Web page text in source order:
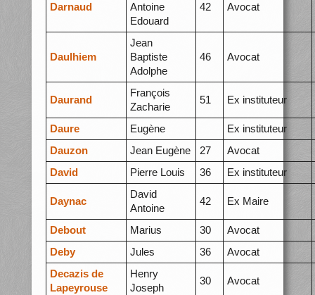
Darnaud
Antoine
Edouard
42 Avocat
Daulhiem
Jean
Baptiste
Adolphe
46 Avocat
Daurand
François
Zacharie
51 Ex instituteur
Daure Eugène
Ex instituteur
Dauzon
Jean Eugène 27
Avocat
David
Pierre Louis 36 Ex instituteur
Daynac
David
Antoine
42 Ex Maire
Debout Marius 30
Avocat
Deby
Jules 36
Avocat
Decazis de
Lapeyrouse
Henry
Joseph
30 Avocat